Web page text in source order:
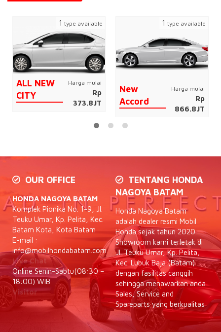
ALL NEW
CITY
Harga mulai
Rp
373.8JT
1 type available
New
Accord
Harga mulai
Rp
866.8JT
1 type available
OUR OFFICE
HONDA NAGOYA BATAM
Komplek Pionika No. 1-9, Jl.
Teuku Umar, Kp. Pelita, Kec.
Batam Kota, Kota Batam
E-mail :
info@mobilhondabatam.com
Live Chat
Online Senin-Sabtu(08:30 –
18:00) WIB
Visitor
TENTANG HONDA
NAGOYA BATAM
Honda Nagoya Batam
adalah dealer resmi Mobil
Honda sejak tahun 2020.
Showroom kami terletak di
Jl. Teuku Umar, Kp. Pelita,
Kec. Lubuk Baja (Batam)
dengan fasilitas canggih
sehingga menawarkan anda
Sales, Service and
Spareparts yang berkualitas